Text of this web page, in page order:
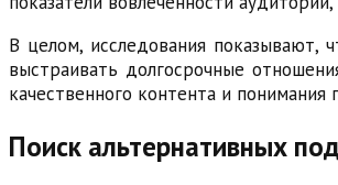
В целом, исследования показывают,
выстраивать долгосрочные
качественного контента и
Поиск альтернативных